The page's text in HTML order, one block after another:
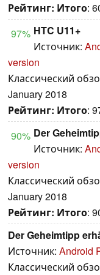
Рейтинг: Итого:
97% HTC U11+
Источник:
version
Классический
January 2018
Рейтинг: Итого:
90% Der
Источник:
version
Классический
January 2018
Рейтинг: Итого:
Der Geheimtipp
Источник: Android
Классический